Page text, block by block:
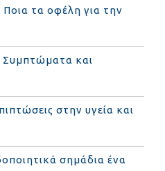
τα οφέλη για την
Συμπτώματα και
στην υγεία και
σημάδια ένα